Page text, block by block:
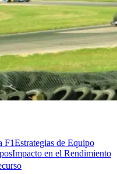
F1Estrategias de Equipo
Impacto en el Rendimiento